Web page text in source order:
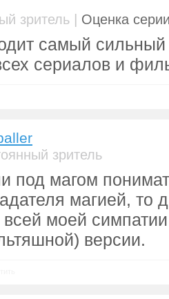
зритель | Оценка
самый сильный
сериалов и
зритель
под магом
магией, то
всей моей
версии.